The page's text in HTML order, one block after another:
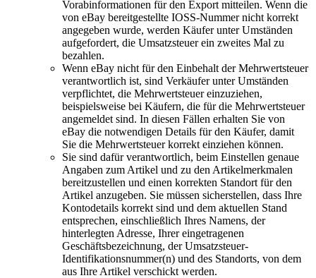
Vorabinformationen für den Export mitteilen. Wenn die
von eBay bereitgestellte IOSS-Nummer nicht korrekt
angegeben wurde, werden Käufer unter Umständen
aufgefordert, die Umsatzsteuer ein zweites Mal zu
bezahlen.
Wenn eBay nicht für den Einbehalt der Mehrwertsteuer
verantwortlich ist, sind Verkäufer unter Umständen
verpflichtet, die Mehrwertsteuer einzuziehen,
beispielsweise bei Käufern, die für die Mehrwertsteuer
angemeldet sind. In diesen Fällen erhalten Sie von
eBay die notwendigen Details für den Käufer, damit
Sie die Mehrwertsteuer korrekt einziehen können.
Sie sind dafür verantwortlich, beim Einstellen genaue
Angaben zum Artikel und zu den Artikelmerkmalen
bereitzustellen und einen korrekten Standort für den
Artikel anzugeben. Sie müssen sicherstellen, dass Ihre
Kontodetails korrekt sind und dem aktuellen Stand
entsprechen, einschließlich Ihres Namens, der
hinterlegten Adresse, Ihrer eingetragenen
Geschäftsbezeichnung, der Umsatzsteuer-
Identifikationsnummer(n) und des Standorts, von dem
aus Ihre Artikel verschickt werden.